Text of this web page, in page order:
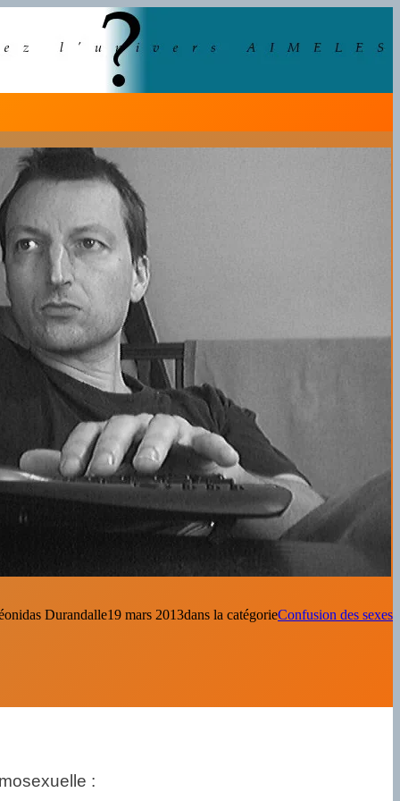
Durandalle19 mars 2013dans la catégorieConfusion des sexes
: